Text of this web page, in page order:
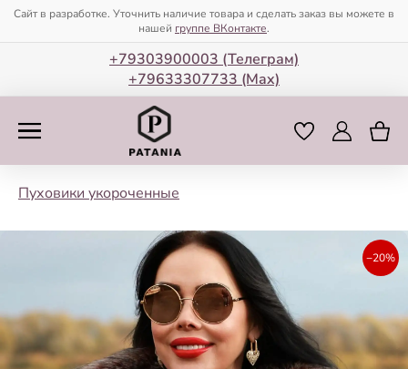
Сайт в разработке. Уточнить наличие товара и сделать заказ вы можете в
нашей группе ВКонтакте.
+79303900003 (Телеграм)
+79633307733 (Мax)
Пуховики укороченные
−20%